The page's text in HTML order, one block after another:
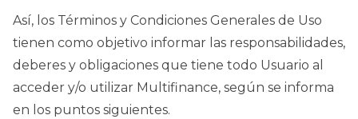
Así, los Términos y Condiciones Generales de Uso
tienen como objetivo informar las responsabilidades,
deberes y obligaciones que tiene todo Usuario al
acceder y/o utilizar Multifinance, según se informa
en los puntos siguientes.